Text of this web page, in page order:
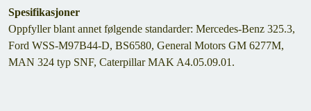
Spesifikasjoner
Oppfyller blant annet følgende standarder: Mercedes-Benz 325.3,
Ford WSS-M97B44-D, BS6580, General Motors GM 6277M,
MAN 324 typ SNF, Caterpillar MAK A4.05.09.01.